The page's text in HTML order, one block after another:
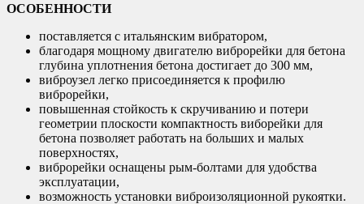
ОСОБЕННОСТИ
поставляется с итальянским вибратором,
благодаря мощному двигателю виброрейки для бетона
глубина уплотнения бетона достигает до 300 мм,
виброузел легко присоединяется к профилю
виброрейки,
повышенная стойкость к скручиванию и потери
геометрии плоскости компактность виборейки для
бетона позволяет работать на больших и малых
поверхностях,
виброрейки оснащены рым-болтами для удобства
эксплуатации,
возможность установки виброизоляционной рукоятки.